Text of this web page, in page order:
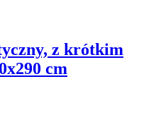
z krótkim
cm